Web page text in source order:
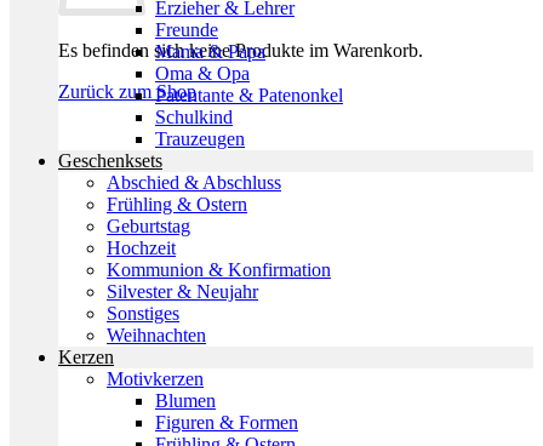
Es befinden sich keine Produkte im Warenkorb.
Zurück zum Shop
Erzieher & Lehrer
Freunde
Mama & Papa
Oma & Opa
Patentante & Patenonkel
Schulkind
Trauzeugen
Geschenksets
Abschied & Abschluss
Frühling & Ostern
Geburtstag
Hochzeit
Kommunion & Konfirmation
Silvester & Neujahr
Sonstiges
Weihnachten
Kerzen
Motivkerzen
Blumen
Figuren & Formen